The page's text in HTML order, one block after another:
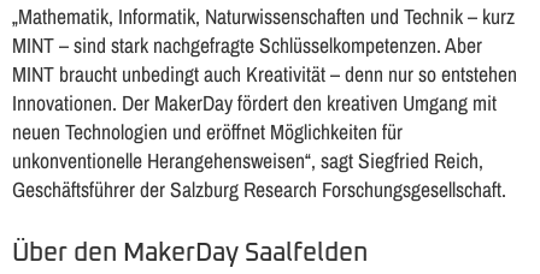
„Mathematik, Informatik, Naturwissenschaften und Technik – kurz
MINT – sind stark nachgefragte Schlüsselkompetenzen. Aber
MINT braucht unbedingt auch Kreativität – denn nur so entstehen
Innovationen. Der MakerDay fördert den kreativen Umgang mit
neuen Technologien und eröffnet Möglichkeiten für
unkonventionelle Herangehensweisen“, sagt Siegfried Reich,
Geschäftsführer der Salzburg Research Forschungsgesellschaft.
Über den MakerDay Saalfelden